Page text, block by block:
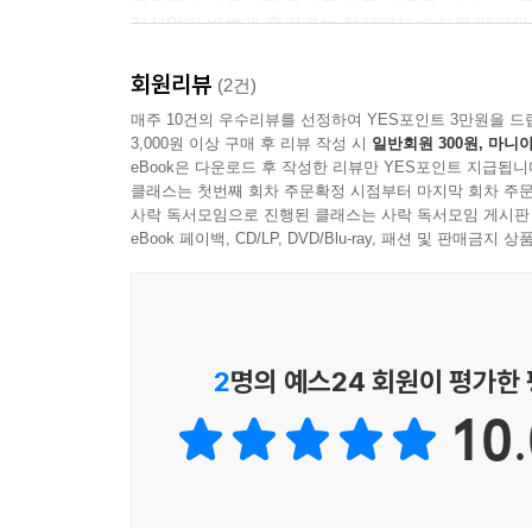
정신없이 바쁘게 흘러가는 현장에서 수시로 메모
진지하게, 위트와 감성이 넘치는 글솜씨로 소상
고스란히 펼쳐지는 듯하고, 마지막 장을 덮을 때
불러일으킨다.
한옥에 현대인의 일상을 어떻게 담아낼 것인가,
건축주와 함께 오랜 고민의 답을 찾아가는 과정의
전통의 존중만큼이나 중요한 것이 그 안에서 사
대한 염려와 공간의 비효율성 문제이다. 그러나
싶은 집이면서 동시에 살기에는 불편한 공간이
회원리뷰 (2건)
매주 10건의 우수리뷰를 선정하여 YES포인트 3만원을 드
3,000원 이상 구매 후 리뷰 작성 시 일반회원 300원, 마니
eBook은 다운로드 후 작성한 리뷰만 YES포인트 지급됩니
클래스는 첫번째 회차 주문확정 시점부터 마지막 회차 주
사락 독서모임으로 진행된 클래스는 사락 독서모임 게시
eBook 페이백, CD/LP, DVD/Blu-ray, 패션 및 판매금지 상
2명의 예스24 회원이 평가한